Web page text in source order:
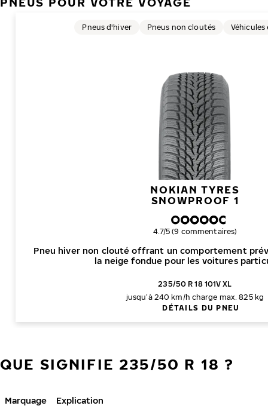
NOKIAN TYRES
SNOWPROOF 1
Pneu hiver non clouté offrant un comportement
la neige fondue pour les voitures
Pneus d'hiver Pneus non cloutés
Note globale
4.7/5 (9 commentaires)
235/50 R 18 101V XL
jusqu’à 240 km/h charge max. 825 kg
DÉTAILS DU PNEU
QUE SIGNIFIE 235/50 R 18 ?
Marquage Explication